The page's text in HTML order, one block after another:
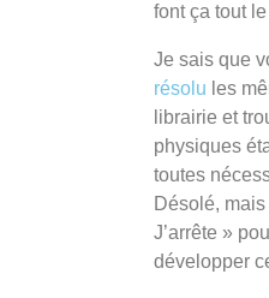
font ça tout
Je sais que
résolu les
librairie et
physiques
toutes
Désolé, mais
J’arrête »
développer